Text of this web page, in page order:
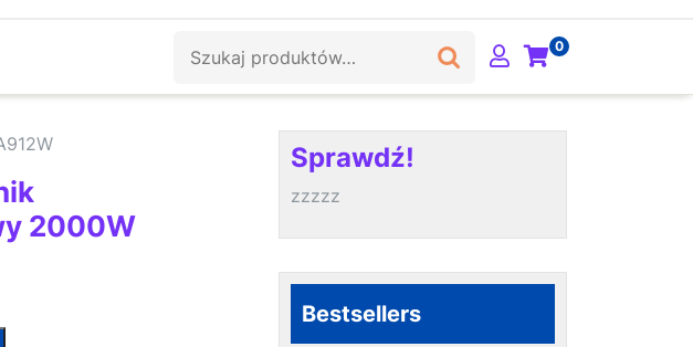
0
2000W
Sprawdź!
zzzzz
Bestsellers